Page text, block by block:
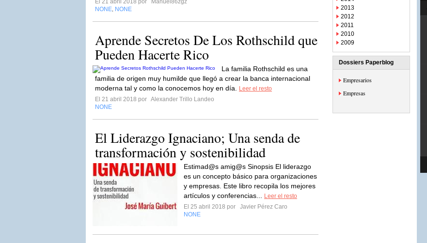
El 21 abril 2018 por
Manuel86zgz
NONE NONE
Aprende Secretos De Los Rothschild que
Pueden Hacerte Rico
La familia Rothschild es una
familia de origen muy humilde que llegó a crear la banca internacional
moderna tal y como la conocemos hoy en día.
Leer el resto
El 21 abril 2018 por Alexander Trillo Landeo
NONE
El Liderazgo Ignaciano; Una senda de
transformación y sostenibilidad
Estimad@s amig@s Sinopsis El liderazgo
es un concepto básico para organizaciones
y empresas. Este libro recopila los mejores
artículos y conferencias...
Leer el resto
El 25 abril 2018 por
Javier Pérez Caro
NONE
2013
2012
2011
2010
2009
Dossiers Paperblog
Empresarios
Empresas